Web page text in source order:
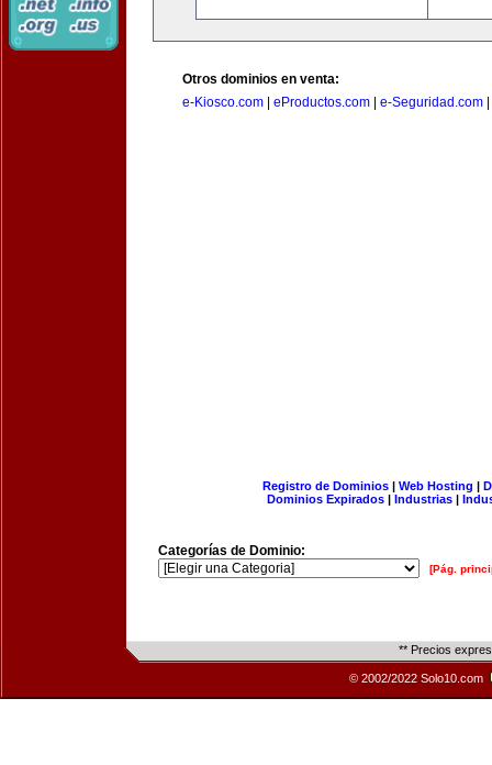
Otros dominios en venta:
e-Kiosco.com
eProductos.com e-Seguridad.com
Registro de Dominios| Web Hosting |
Dominios Expirados | Industrias |
Categorías de Dominio:
[Pág.
** Precios
© 2002/2022 Solo10.com